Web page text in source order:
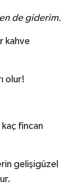
de giderim.
kahve
olur!
kaç fincan
gelişigüzel